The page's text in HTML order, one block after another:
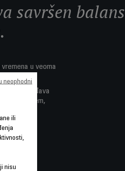
savršen balans
u veoma
prilagođava
saginjanjem,
ili
nisu
neophodni